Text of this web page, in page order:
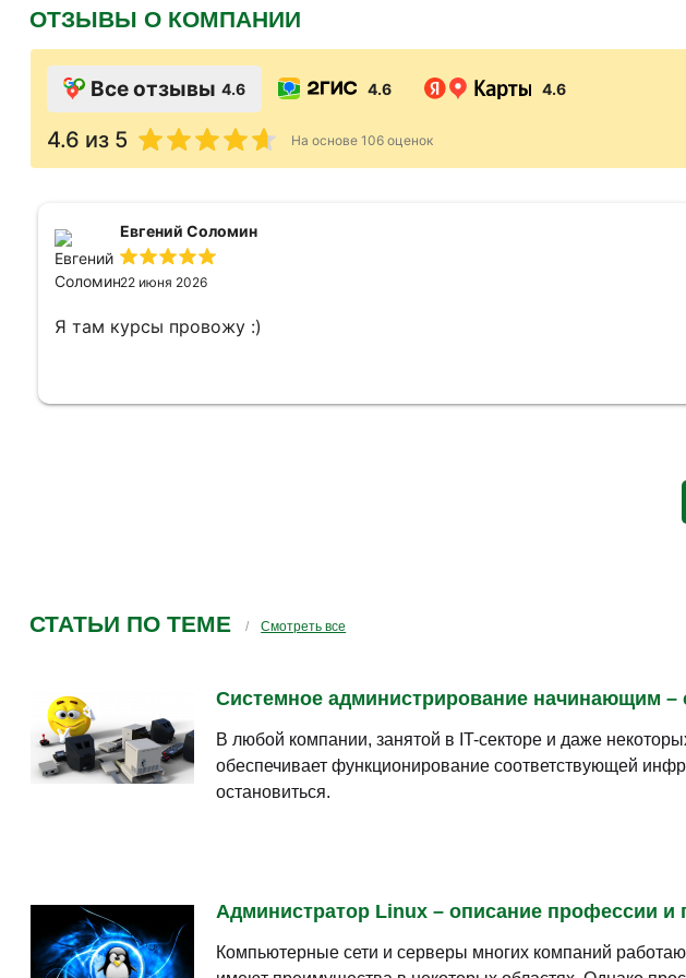
ОТЗЫВЫ О КОМПАНИИ
Все отзывы 4.6 4.6 4.6
4.6 из 5 На основе 106 оценок
Евгений Соломин
22 июня 2026
Я там курсы провожу :)
СТАТЬИ ПО ТЕМЕ Смотреть все
Системное администрирование начинающим –
В любой компании, занятой в IT-секторе и даже
обеспечивает функционирование соответствующей
остановиться.
Администратор Linux – описание профессии и
Компьютерные сети и серверы многих компаний